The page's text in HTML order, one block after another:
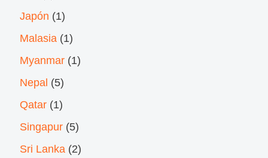
Japón (1)
Malasia (1)
Myanmar (1)
Nepal (5)
Qatar (1)
Singapur (5)
Sri Lanka (2)